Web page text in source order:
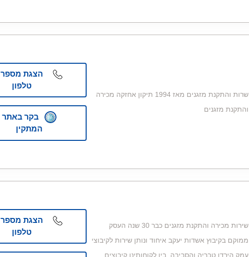
שרות והתקנת מזגנים מאז 1994 תיקון אחזקה מכירה
והתקנת מזגנים
הצגת מספר
טלפון
בקר באתר
המתקין
שירות מכירה והתקנת מזגנים כבר 30 שנה העסק
ממוקם בקיבוץ אשדות יעקב איחוד ונותן שירות לקיבוצי
עמק הירדן טבריה והסביבה. בין לקוחותינו קיבוצים
הצגת מספר
טלפון